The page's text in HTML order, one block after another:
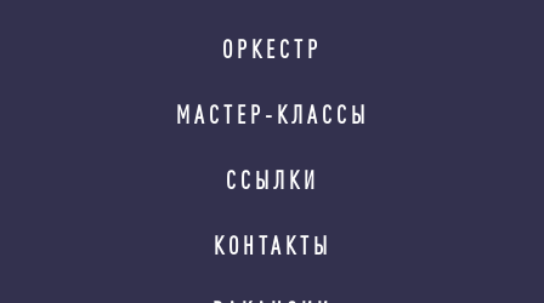
ОРКЕСТР
МАСТЕР-КЛАССЫ
ССЫЛКИ
КОНТАКТЫ